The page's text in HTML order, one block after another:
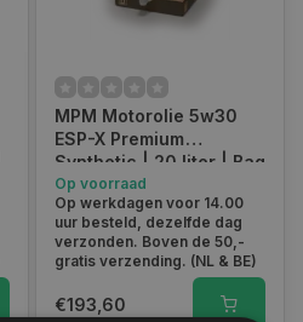
MPM Motorolie 5w30
ESP-X Premium
Synthetic | 20 liter | Bag
In Box | 05020ESPX
Op voorraad
Op werkdagen voor 14.00
uur besteld, dezelfde dag
verzonden. Boven de 50,-
gratis verzending. (NL & BE)
€193,60